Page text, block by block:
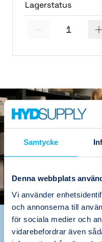
Samtycke
Denna webbplats
Vi använder
och annonserna till
för sociala medier och
vidarebefordrar även
Lagerstatus
1